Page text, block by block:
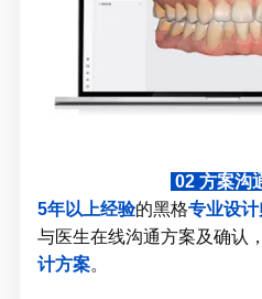
02 方案沟
5年以上经验的黑格专业设
与医生在线沟通方案及确认
计方案。